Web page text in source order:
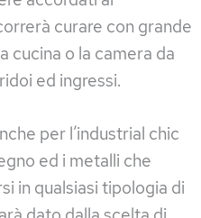
curare con grande
cucina o la camera da
ed ingressi.
per l’industrial chic
ed i metalli che
in qualsiasi tipologia di